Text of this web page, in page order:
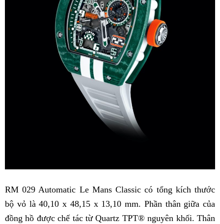
RM 029 Automatic Le Mans Classic có tổng kích thước
bộ vỏ là 40,10 x 48,15 x 13,10 mm. Phần thân giữa của
đồng hồ được chế tác từ Quartz TPT® nguyên khối. Thân